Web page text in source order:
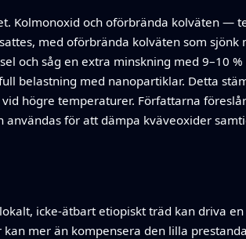
Kolmonoxid och oförbrända kolväten —
med oförbrända kolväten som sjönk
och såg en extra minskning med 9–10
belastning med nanopartiklar. Detta
högre temperaturer. Författarna
för att dämpa kväveoxider
icke-ätbart etiopiskt träd kan driva
mer än kompensera den lilla